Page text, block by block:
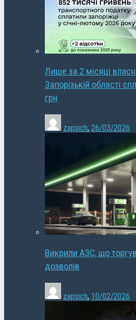
Лише за 2 місяці
Запорізькій області
грн
zapsich, 26/03/2026
Викрили АЗС, що
дозволів
zapsich, 10/02/2026